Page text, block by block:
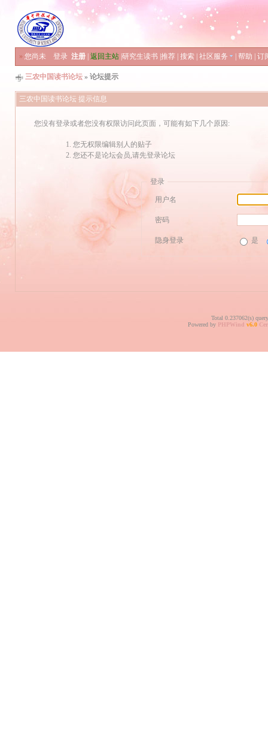
» 您尚未 登录 注册 返回主站 研究生读书 推荐 搜索 社区服务 帮助 订
三农中国读书论坛 » 论坛提示
三农中国读书论坛 提示信息
您没有登录或者您没有权限访问此页面，可能有如下几个原因:
您无权限编辑别人的贴子
您还不是论坛会员,请先登录论坛
登录
用户名
密码
隐身登录 是
Total 0.237062(s)
Powered by PHPWind v6.0